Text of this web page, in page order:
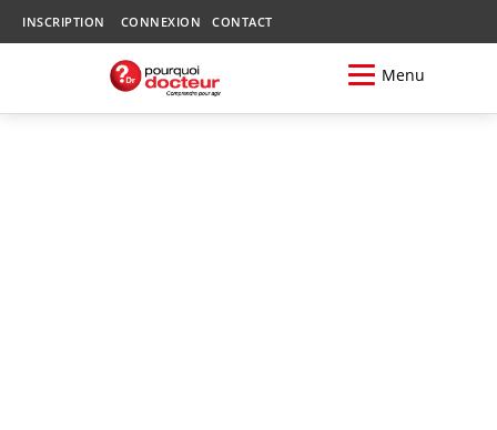
INSCRIPTION CONNEXION CONTACT
Menu